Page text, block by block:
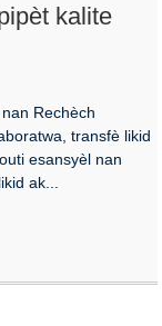
kalite
Rechèch
transfè likid
esansyèl nan
ak...